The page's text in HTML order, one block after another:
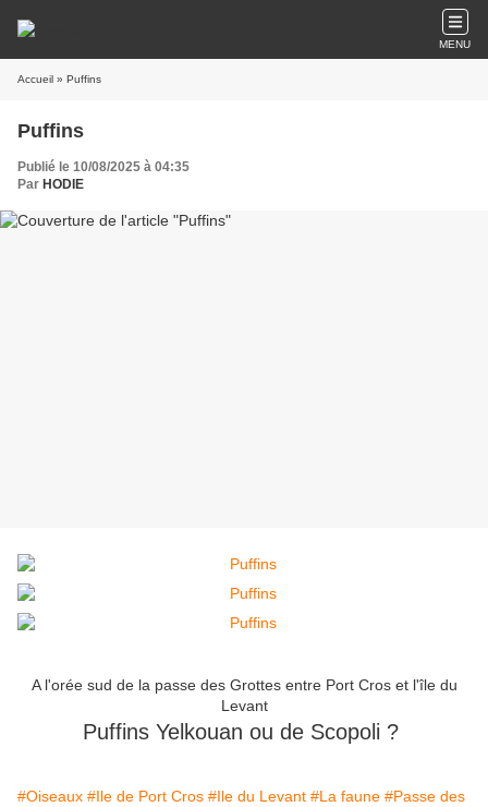
MENU
Accueil » Puffins
Puffins
Publié le 10/08/2025 à 04:35
Par HODIE
A l'orée sud de la passe des Grottes entre Port Cros et l'île du
Levant
Puffins Yelkouan ou de Scopoli ?
#Oiseaux #Ile de Port Cros #Ile du Levant #La faune #Passe des